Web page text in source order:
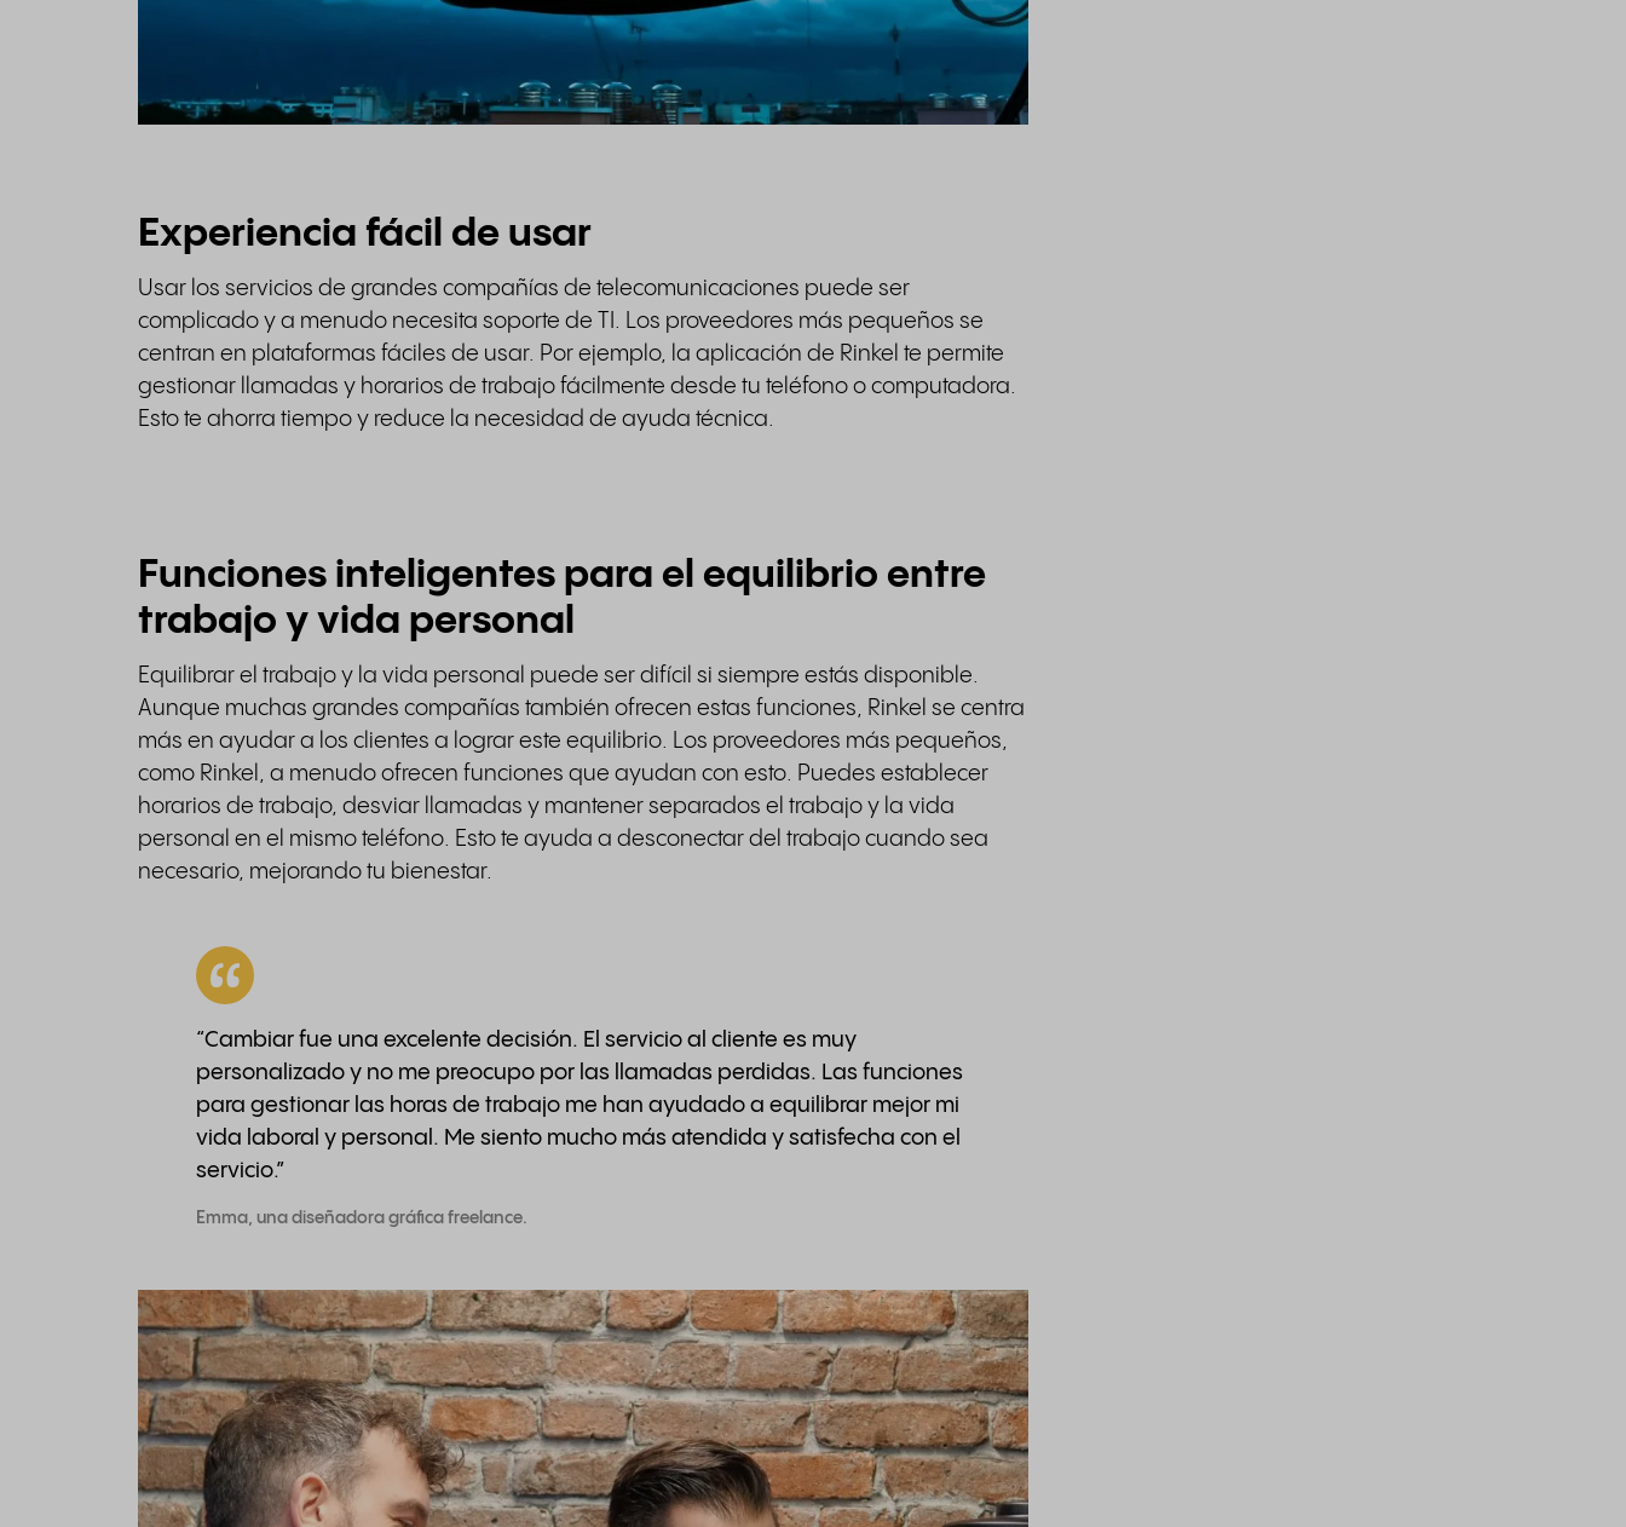
Experiencia fácil de usar
Usar los servicios de grandes compañías de telecomunicaciones puede ser
complicado y a menudo necesita soporte de TI. Los proveedores más pequeños se
centran en plataformas fáciles de usar. Por ejemplo, la aplicación de Rinkel te permite
gestionar llamadas y horarios de trabajo fácilmente desde tu teléfono o computadora.
Esto te ahorra tiempo y reduce la necesidad de ayuda técnica.
Funciones inteligentes para el equilibrio entre
trabajo y vida personal
Equilibrar el trabajo y la vida personal puede ser difícil si siempre estás disponible.
Aunque muchas grandes compañías también ofrecen estas funciones, Rinkel se centra
más en ayudar a los clientes a lograr este equilibrio. Los proveedores más pequeños,
como Rinkel, a menudo ofrecen funciones que ayudan con esto. Puedes establecer
horarios de trabajo, desviar llamadas y mantener separados el trabajo y la vida
personal en el mismo teléfono. Esto te ayuda a desconectar del trabajo cuando sea
necesario, mejorando tu bienestar.
“Cambiar fue una excelente decisión. El servicio al cliente es muy
personalizado y no me preocupo por las llamadas perdidas. Las funciones
para gestionar las horas de trabajo me han ayudado a equilibrar mejor mi
vida laboral y personal. Me siento mucho más atendida y satisfecha con el
servicio.”
Emma, una diseñadora gráfica freelance.